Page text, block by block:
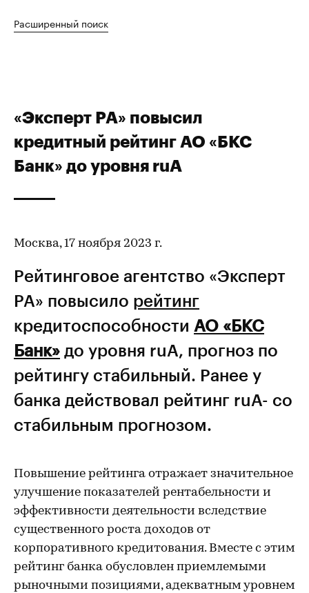
Расширенный поиск
«Эксперт РА» повысил
кредитный рейтинг АО «БКС
Банк» до уровня ruA
Москва, 17 ноября 2023 г.
Рейтинговое агентство «Эксперт
РА» повысило рейтинг
кредитоспособности АО «БКС
Банк» до уровня ruА, прогноз по
рейтингу стабильный. Ранее у
банка действовал рейтинг ruA- со
стабильным прогнозом.
Повышение рейтинга отражает значительное
улучшение показателей рентабельности и
эффективности деятельности вследствие
существенного роста доходов от
корпоративного кредитования. Вместе с этим
рейтинг банка обусловлен приемлемыми
рыночными позициями, адекватным уровнем